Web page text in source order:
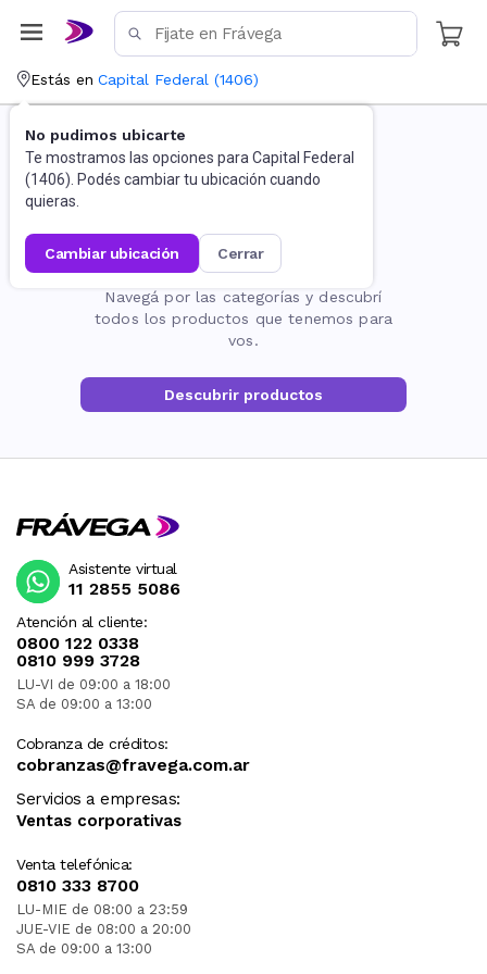
Estás en Capital Federal (1406)
No pudimos ubicarte
Te mostramos las opciones para Capital Federal
(1406). Podés cambiar tu ubicación cuando
quieras.
cambiar ubicación cerrar
La página no existe
Navegá por las categorías y descubrí
todos los productos que tenemos para
vos.
Descubrir productos
Atención al cliente:
0800 122 0338
0810 999 3728
LU-VI de 09:00 a 18:00
SA de 09:00 a 13:00
Cobranza de créditos:
cobranzas@fravega.com.ar
Servicios a empresas:
Ventas corporativas
Venta telefónica:
0810 333 8700
LU-MIE de 08:00 a 23:59
JUE-VIE de 08:00 a 20:00
SA de 09:00 a 13:00
Asistente virtual
11 2855 5086